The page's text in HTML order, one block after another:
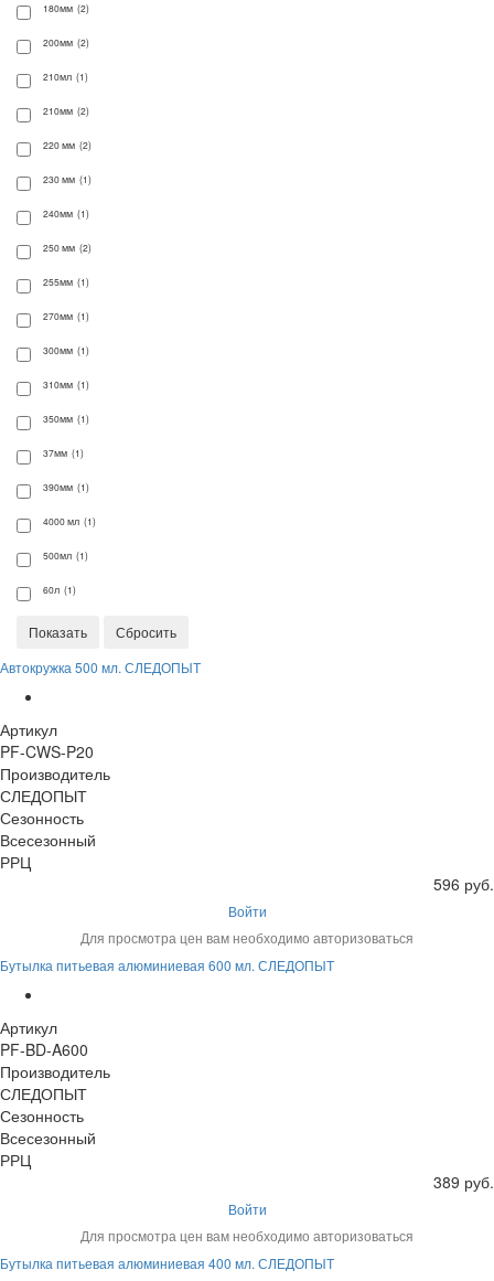
180мм (2)
200мм (2)
210мл (1)
210мм (2)
220 мм (2)
230 мм (1)
240мм (1)
250 мм (2)
255мм (1)
270мм (1)
300мм (1)
310мм (1)
350мм (1)
37мм (1)
390мм (1)
4000 мл (1)
500мл (1)
60л (1)
Автокружка 500 мл. СЛЕДОПЫТ
Артикул
PF-CWS-P20
Производитель
СЛЕДОПЫТ
Сезонность
Всесезонный
РРЦ
596 руб.
Войти
Для просмотра цен вам необходимо авторизоваться
Бутылка питьевая алюминиевая 600 мл. СЛЕДОПЫТ
Артикул
PF-BD-A600
Производитель
СЛЕДОПЫТ
Сезонность
Всесезонный
РРЦ
389 руб.
Войти
Для просмотра цен вам необходимо авторизоваться
Бутылка питьевая алюминиевая 400 мл. СЛЕДОПЫТ